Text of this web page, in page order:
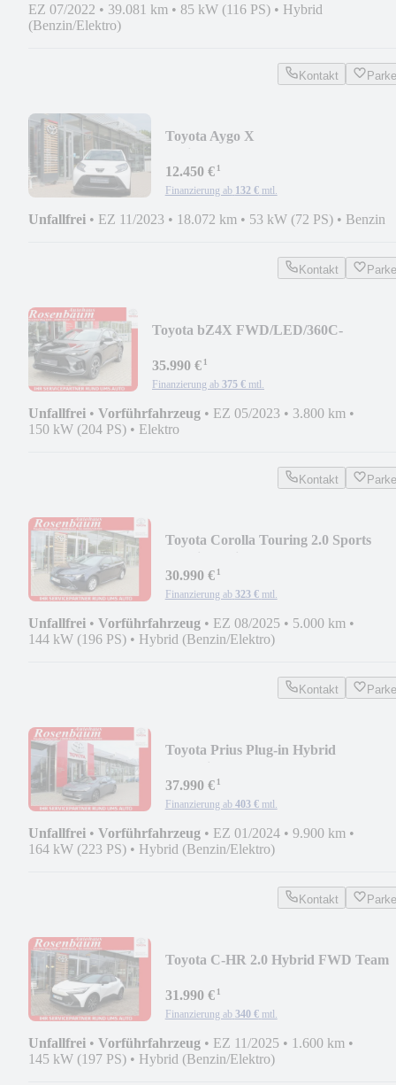
EZ 07/2022 • 39.081 km • 85 kW (116 PS) • Hybrid
(Benzin/Elektro)
Kontakt
Toyota Aygo X
CARPLAY*KLIMA*1H*
12.450 €¹
Finanzierung ab 132 € mtl.
Unfallfrei • EZ 11/2023 • 18.072 km • 53 kW (72 PS) • Benzin
Kontakt
Toyota bZ4X FWD/LED/360C-
35.990 €¹
Finanzierung ab 375 € mtl.
Unfallfrei • Vorführfahrzeug • EZ 05/2023 • 3.800 km •
150 kW (204 PS) • Elektro
Kontakt
Toyota Corolla Touring 2.0 Sports
30.990 €¹
Finanzierung ab 323 € mtl.
Unfallfrei • Vorführfahrzeug • EZ 08/2025 • 5.000 km •
144 kW (196 PS) • Hybrid (Benzin/Elektro)
Kontakt
Toyota Prius Plug-in Hybrid
37.990 €¹
Finanzierung ab 403 € mtl.
Unfallfrei • Vorführfahrzeug • EZ 01/2024 • 9.900 km •
164 kW (223 PS) • Hybrid (Benzin/Elektro)
Kontakt
Toyota C-HR 2.0 Hybrid FWD Team
31.990 €¹
Finanzierung ab 340 € mtl.
Unfallfrei • Vorführfahrzeug • EZ 11/2025 • 1.600 km •
145 kW (197 PS) • Hybrid (Benzin/Elektro)